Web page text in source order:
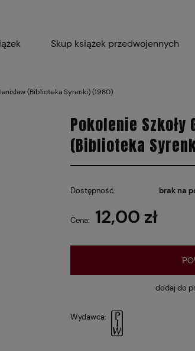
Skup książek przedwojennych
(Biblioteka Syrenki) (1980)
Pokolenie Szkoły
(Biblioteka
Dostępność: brak na
Cena: 12,00 zł
dodaj do
Wydawca: